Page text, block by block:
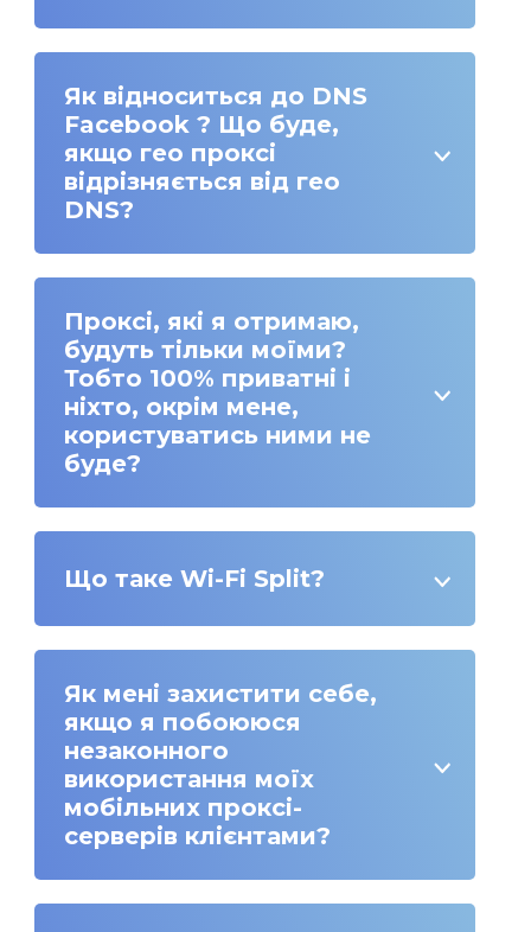
Як відноситься до DNS
Facebook ? Що буде,
якщо гео проксі
відрізняється від гео
DNS?
Проксі, які я отримаю,
будуть тільки моїми?
Тобто 100% приватні і
ніхто, окрім мене,
користуватись ними не
буде?
Що таке Wi-Fi Split?
Як мені захистити себе,
якщо я побоююся
незаконного
використання моїх
мобільних проксі-
серверів клієнтами?